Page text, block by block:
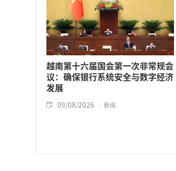
越南第十六届国会第一次非常规会
议：确保银行系统安全与数字经济
发展
09/08/2026 新闻